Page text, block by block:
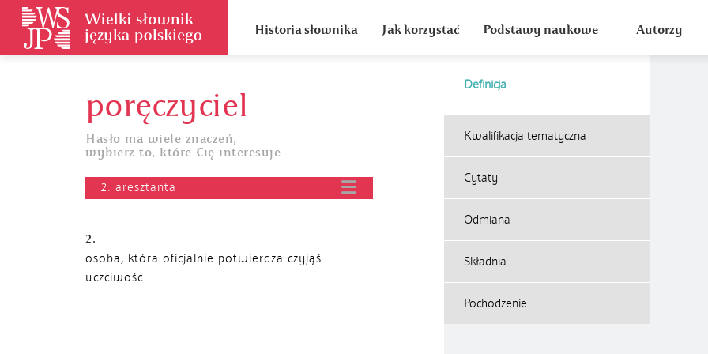
Historia słownika Jak korzystać Podstawy naukowe Autorzy
poręczyciel
Hasło ma wiele znaczeń,
wybierz to, które Cię interesuje
2. aresztanta
Definicja
2.
osoba, która oficjalnie potwierdza czyjąś
uczciwość
Kwalifikacja tematyczna
Cytaty
Odmiana
Składnia
Pochodzenie